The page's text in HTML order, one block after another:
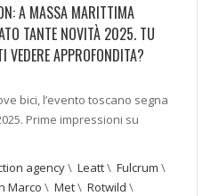
A MASSA MARITTIMA
TANTE NOVITÀ 2025. TU
VEDERE APPROFONDITA?
bici, l’evento toscano segna
Prime impressioni su
agency\ Leatt\ Fulcrum \
Marco \ Met\ Rotwild \